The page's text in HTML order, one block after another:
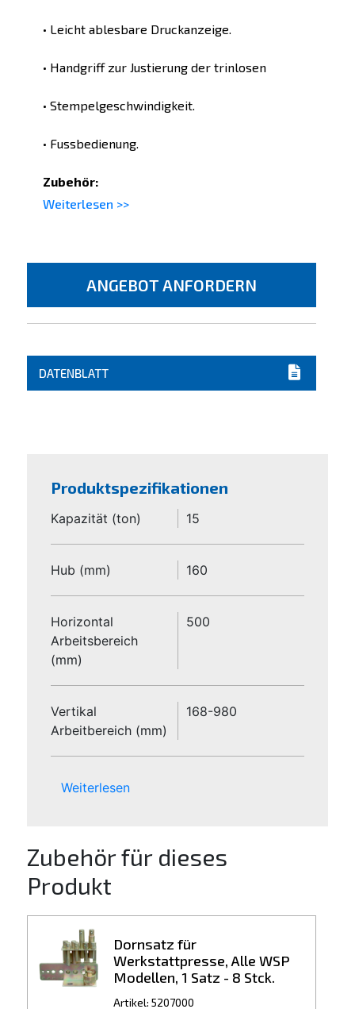
• Leicht ablesbare Druckanzeige.
• Handgriff zur Justierung der trinlosen
• Stempelgeschwindigkeit.
• Fussbedienung.
Zubehör:
Weiterlesen >>
ANGEBOT ANFORDERN
DATENBLATT
Produktspezifikationen
Kapazität (ton) 15
Hub (mm) 160
Horizontal
Arbeitsbereich
(mm)
500
Vertikal
Arbeitbereich (mm)
168-980
Weiterlesen
Zubehör für dieses
Produkt
Dornsatz für
Werkstattpresse, Alle WSP
Modellen, 1 Satz - 8 Stck.
Artikel: 5207000